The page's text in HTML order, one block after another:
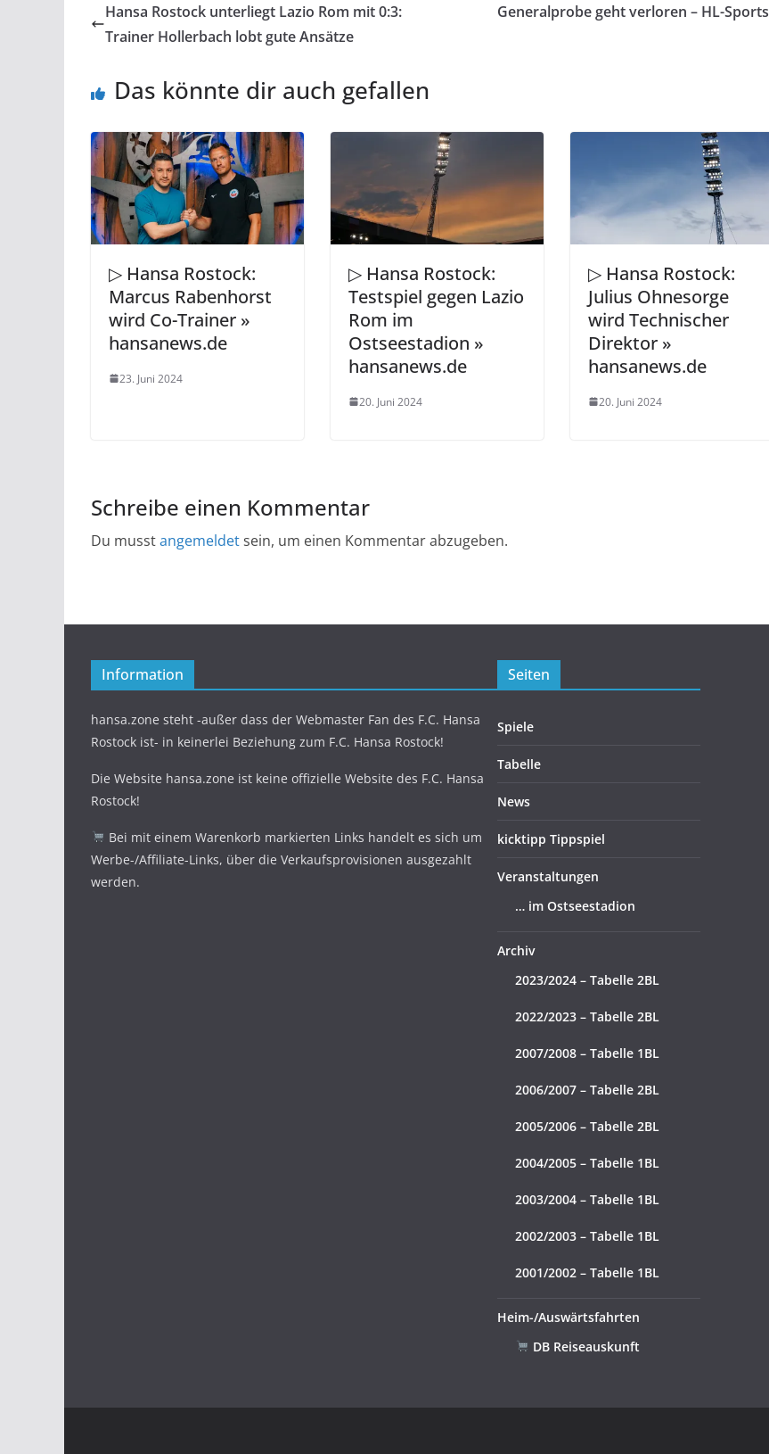
Hansa Rostock unterliegt Lazio Rom mit 0:3:
Trainer Hollerbach lobt gute Ansätze
Generalprobe geht verloren – HL-Sports
Das könnte dir auch gefallen
▷ Hansa Rostock:
Marcus Rabenhorst
wird Co-Trainer »
hansanews.de
23. Juni 2024
▷ Hansa Rostock:
Testspiel gegen Lazio
Rom im
Ostseestadion »
hansanews.de
20. Juni 2024
▷ Hansa Rostock:
Julius Ohnesorge
wird Technischer
Direktor »
hansanews.de
20. Juni 2024
Schreibe einen Kommentar
Du musstangemeldetsein, um einen Kommentar abzugeben.
Information
hansa.zone steht -außer dass der Webmaster Fan des F.C. Hansa
Rostock ist- in keinerlei Beziehung zum F.C. Hansa Rostock!
Die Website hansa.zone ist keine offizielle Website des F.C. Hansa
Rostock!
Bei mit einem Warenkorb markierten Links handelt es sich um
Werbe-/Affiliate-Links, über die Verkaufsprovisionen ausgezahlt
werden.
Seiten
Spiele
Tabelle
News
kicktipp Tippspiel
Veranstaltungen
… im Ostseestadion
Archiv
2023/2024 – Tabelle 2BL
2022/2023 – Tabelle 2BL
2007/2008 – Tabelle 1BL
2006/2007 – Tabelle 2BL
2005/2006 – Tabelle 2BL
2004/2005 – Tabelle 1BL
2003/2004 – Tabelle 1BL
2002/2003 – Tabelle 1BL
2001/2002 – Tabelle 1BL
Heim-/Auswärtsfahrten
DB Reiseauskunft